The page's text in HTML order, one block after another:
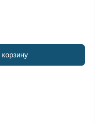
корзину